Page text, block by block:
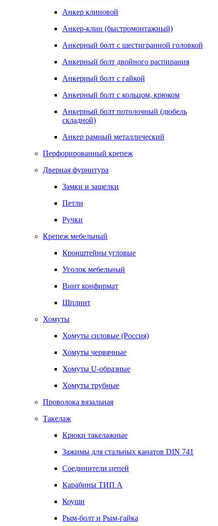
Анкер клиновой
Анкер-клин (быстромонтажный)
Анкерный болт с шестигранной головкой
Анкерный болт двойного распирания
Анкерный болт с гайкой
Анкерный болт с кольцом, крюком
Анкерный болт потолочный (дюбель
складной)
Анкер рамный металлический
Перфорированный крепеж
Дверная фурнитура
Замки и защелки
Петли
Ручки
Крепеж мебельный
Кронштейны угловые
Уголок мебельный
Винт конфирмат
Шплинт
Хомуты
Хомуты силовые (Россия)
Хомуты червячные
Хомуты U-образные
Хомуты трубные
Проволока вязальная
Такелаж
Крюки такелажные
Зажимы для стальных канатов DIN 741
Соединители цепей
Карабины ТИП А
Коуши
Рым-болт и Рым-гайка